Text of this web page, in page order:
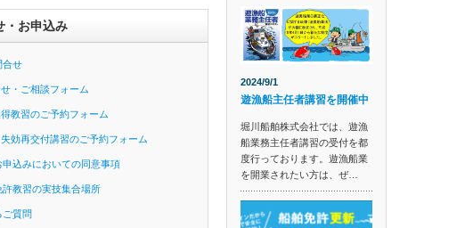
・お申込み
合せ
・ご相談フォーム
教習のご予約フォーム
効再交付講習のご予約フォーム
申込みにおいての同意事項
許教習の実技集合場所
ご質問
2024/9/1
遊漁船主任者講習を開催中
堀川船舶株式会社では、遊漁
船業務主任者講習の受付を都
度行っております。遊漁船業
を開業されたい方は、ぜ…